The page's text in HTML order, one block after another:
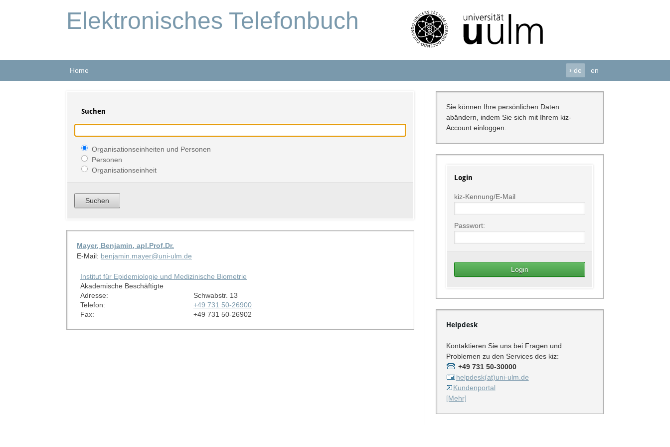
Elektronisches Telefonbuch
Home › de en
Suchen
Organisationseinheiten und Personen
Personen
Organisationseinheit
Mayer, Benjamin, apl.Prof.Dr.
E-Mail: benjamin.mayer@uni-ulm.de
Institut für Epidemiologie und Medizinische Biometrie
Akademische Beschäftigte
Adresse:
Schwabstr. 13
Telefon:
+49 731 50-26900
Fax:
+49 731 50-26902
Sie können Ihre persönlichen Daten
abändern, indem Sie sich mit Ihrem kiz-
Account einloggen.
Login
kiz-Kennung/E-Mail
Passwort:
Helpdesk
Kontaktieren Sie uns bei Fragen und
Problemen zu den Services des kiz:
+49 731 50-30000
helpdesk(at)uni-ulm.de
Kundenportal
[Mehr]